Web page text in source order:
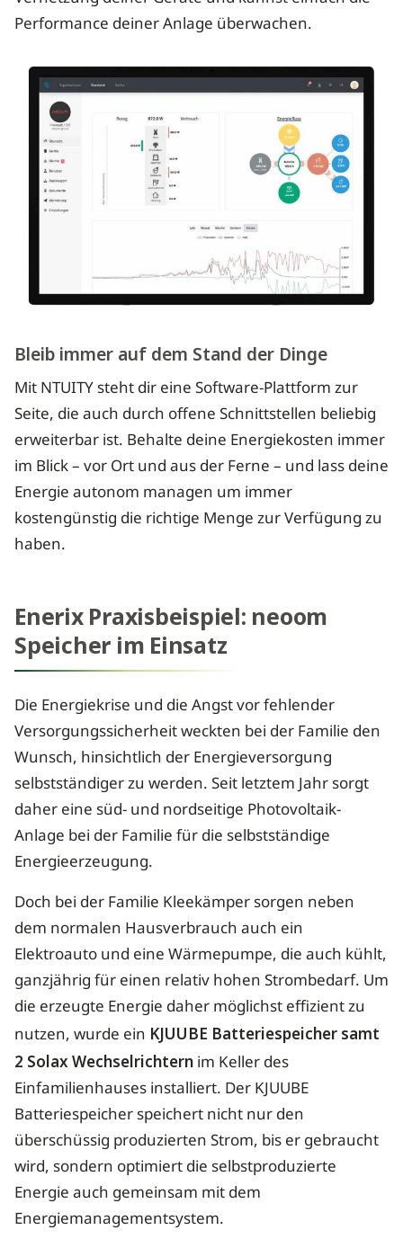
Performance deiner Anlage überwachen.
Bleib immer auf dem Stand der Dinge
Mit NTUITY steht dir eine Software-Plattform zur
Seite, die auch durch offene Schnittstellen beliebig
erweiterbar ist. Behalte deine Energiekosten immer
im Blick – vor Ort und aus der Ferne – und lass deine
Energie autonom managen um immer
kostengünstig die richtige Menge zur Verfügung zu
haben.
Enerix Praxisbeispiel: neoom
Speicher im Einsatz
Die Energiekrise und die Angst vor fehlender
Versorgungssicherheit weckten bei der Familie den
Wunsch, hinsichtlich der Energieversorgung
selbstständiger zu werden. Seit letztem Jahr sorgt
daher eine süd- und nordseitige Photovoltaik-
Anlage bei der Familie für die selbstständige
Energieerzeugung.
Doch bei der Familie Kleekämper sorgen neben
dem normalen Hausverbrauch auch ein
Elektroauto und eine Wärmepumpe, die auch kühlt,
ganzjährig für einen relativ hohen Strombedarf. Um
die erzeugte Energie daher möglichst effizient zu
nutzen, wurde ein KJUUBE Batteriespeicher samt
2 Solax Wechselrichtern im Keller des
Einfamilienhauses installiert. Der KJUUBE
Batteriespeicher speichert nicht nur den
überschüssig produzierten Strom, bis er gebraucht
wird, sondern optimiert die selbstproduzierte
Energie auch gemeinsam mit dem
Energiemanagementsystem.